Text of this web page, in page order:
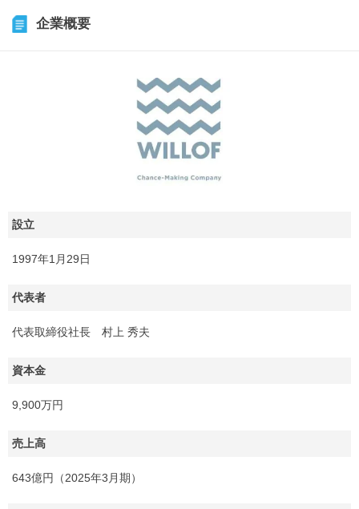
企業概要
設立
1997年1月29日
代表者
代表取締役社長 村上 秀夫
資本金
9,900万円
売上高
643億円（2025年3月期）